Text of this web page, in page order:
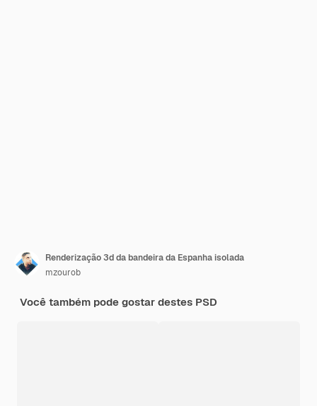
Renderização 3d da bandeira da Espanha isolada
mzourob
Você também pode gostar destes PSD